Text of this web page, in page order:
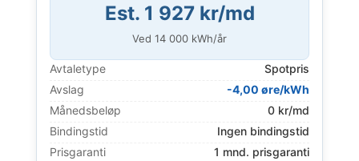
Est. 1 927 kr/md
Ved 14 000 kWh/år
Avtaletype
Spotpris
Avslag
-4,00 øre/kWh
Månedsbeløp
0 kr/md
Bindingstid
Ingen bindingstid
Prisgaranti
1 mnd. prisgaranti